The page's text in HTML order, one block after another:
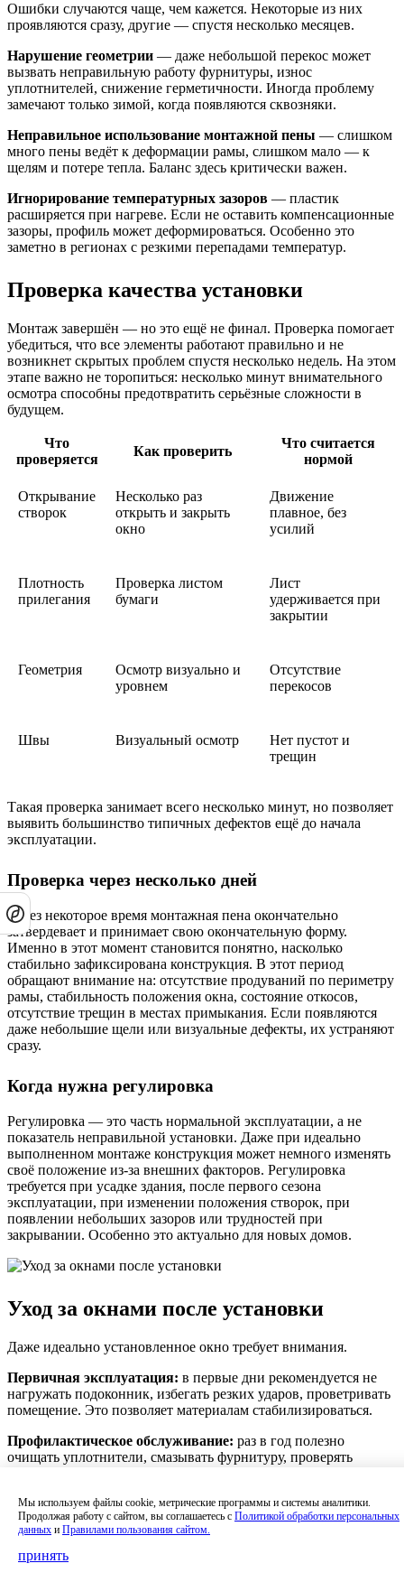
Ошибки случаются чаще, чем кажется. Некоторые из них
проявляются сразу, другие — спустя несколько месяцев.
Нарушение геометрии — даже небольшой перекос может
вызвать неправильную работу фурнитуры, износ
уплотнителей, снижение герметичности. Иногда проблему
замечают только зимой, когда появляются сквозняки.
Неправильное использование монтажной пены — слишком
много пены ведёт к деформации рамы, слишком мало — к
щелям и потере тепла. Баланс здесь критически важен.
Игнорирование температурных зазоров — пластик
расширяется при нагреве. Если не оставить компенсационные
зазоры, профиль может деформироваться. Особенно это
заметно в регионах с резкими перепадами температур.
Проверка качества установки
Монтаж завершён — но это ещё не финал. Проверка помогает
убедиться, что все элементы работают правильно и не
возникнет скрытых проблем спустя несколько недель. На этом
этапе важно не торопиться: несколько минут внимательного
осмотра способны предотвратить серьёзные сложности в
будущем.
Что
проверяется
Как проверить
Что считается
нормой
Открывание
створок
Несколько раз
открыть и закрыть
окно
Движение
плавное, без
усилий
Плотность
прилегания
Проверка листом
бумаги
Лист
удерживается при
закрытии
Геометрия
Осмотр визуально и
уровнем
Отсутствие
перекосов
Швы Визуальный осмотр
Нет пустот и
трещин
Такая проверка занимает всего несколько минут, но позволяет
выявить большинство типичных дефектов ещё до начала
эксплуатации.
Проверка через несколько дней
Через некоторое время монтажная пена окончательно
затвердевает и принимает свою окончательную форму.
Именно в этот момент становится понятно, насколько
стабильно зафиксирована конструкция. В этот период
обращают внимание на: отсутствие продуваний по периметру
рамы, стабильность положения окна, состояние откосов,
отсутствие трещин в местах примыкания. Если появляются
даже небольшие щели или визуальные дефекты, их устраняют
сразу.
Когда нужна регулировка
Регулировка — это часть нормальной эксплуатации, а не
показатель неправильной установки. Даже при идеально
выполненном монтаже конструкция может немного изменять
своё положение из-за внешних факторов. Регулировка
требуется при усадке здания, после первого сезона
эксплуатации, при изменении положения створок, при
появлении небольших зазоров или трудностей при
закрывании. Особенно это актуально для новых домов.
Уход за окнами после установки
Даже идеально установленное окно требует внимания.
Первичная эксплуатация: в первые дни рекомендуется не
нагружать подоконник, избегать резких ударов, проветривать
помещение. Это позволяет материалам стабилизироваться.
Профилактическое обслуживание: раз в год полезно
очищать уплотнители, смазывать фурнитуру, проверять
Когда требуется сервис:если появляются сквозняки,
трудности при открывании, посторонние звуки, лучше
обратиться к специалистам. Иногда достаточно простой
Мы используем файлы cookie, метрические программы и системы аналитики.
Продолжая работу с сайтом, вы соглашаетесь с Политикой обработки персональных
данных и Правилами пользования сайтом.
принять